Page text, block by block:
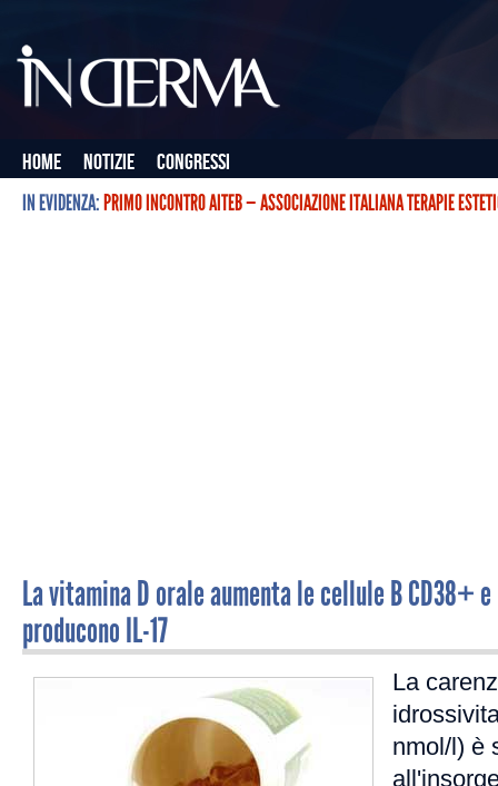
Home Notizie
Congressi
IN EVIDENZA:PRIMO INCONTRO AITEB — ASSOCIAZIONE ITALIANA TERAPIE
La vitamina D orale aumenta le cellule B CD38+
producono IL-17
La
nmol/l) è